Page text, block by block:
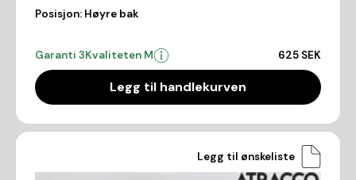
Posisjon: Høyre bak
Garanti 3Kvaliteten M 625 SEK
Legg til handlekurven
Legg til ønskeliste